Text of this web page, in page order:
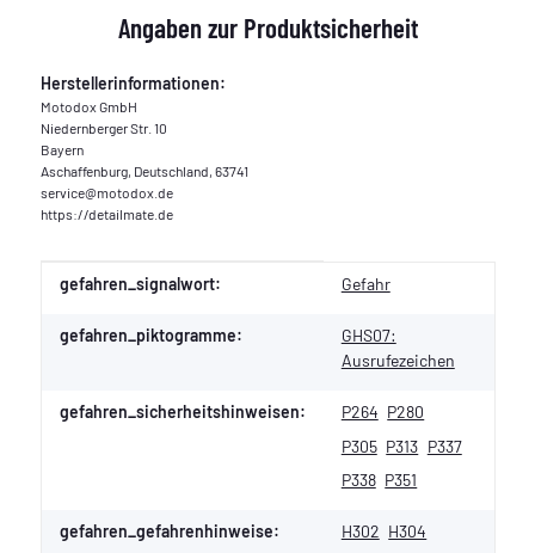
Angaben zur Produktsicherheit
Herstellerinformationen:
Motodox GmbH
Niedernberger Str. 10
Bayern
Aschaffenburg, Deutschland, 63741
service@motodox.de
https://detailmate.de
Produkteigenschaft
Wert
gefahren_signalwort: Gefahr
gefahren_piktogramme:
GHS07:
Ausrufezeichen
gefahren_sicherheitshinweisen: P264 P280
P305 P313 P337
P338 P351
gefahren_gefahrenhinweise: H302 H304